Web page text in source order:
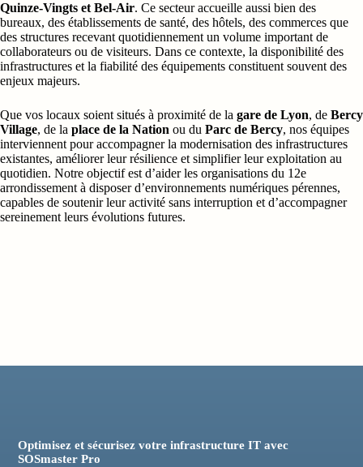
Quinze-Vingts et Bel-Air. Ce secteur accueille aussi bien des
bureaux, des établissements de santé, des hôtels, des commerces que
des structures recevant quotidiennement un volume important de
collaborateurs ou de visiteurs. Dans ce contexte, la disponibilité des
infrastructures et la fiabilité des équipements constituent souvent des
enjeux majeurs.
Que vos locaux soient situés à proximité de la gare de Lyon, de Bercy
Village, de la place de la Nation ou du Parc de Bercy, nos équipes
interviennent pour accompagner la modernisation des infrastructures
existantes, améliorer leur résilience et simplifier leur exploitation au
quotidien. Notre objectif est d’aider les organisations du 12e
arrondissement à disposer d’environnements numériques pérennes,
capables de soutenir leur activité sans interruption et d’accompagner
sereinement leurs évolutions futures.
Optimisez et sécurisez votre infrastructure IT avec
SOSmaster Pro